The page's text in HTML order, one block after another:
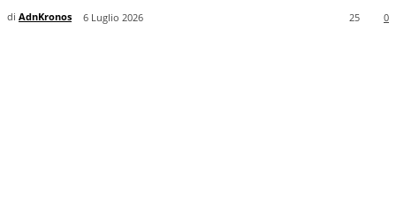
di AdnKronos 6 Luglio 2026 0
25